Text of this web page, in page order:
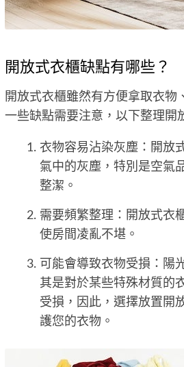
開放式衣櫃缺點有哪些？
開放式衣櫃雖然有方便拿取衣
一些缺點需要注意，以下整理開
衣物容易沾染灰塵：開放
氣中的灰塵，特別是空氣
整潔。
需要頻繁整理：開放式衣
使房間凌亂不堪。
可能會導致衣物受損：陽
其是對於某些特殊材質的
受損，因此，選擇放置開
護您的衣物。